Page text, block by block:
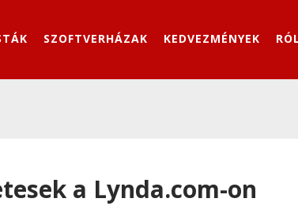
SZOFTVERHÁZAK KEDVEZMÉNYEK
a Lynda.com-on